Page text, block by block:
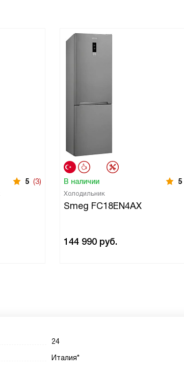
5 (3) В наличии 5
Холодильник
Smeg FC18EN4AX
144 990 руб.
24
Италия*